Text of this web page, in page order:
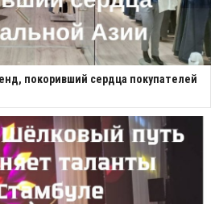
покоривший сердца покупателей